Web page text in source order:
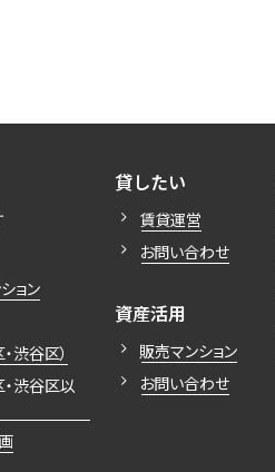
ョン
渋谷区）
渋谷区以
貸したい
賃貸運営
お問い合わせ
資産活用
販売マンション
お問い合わせ